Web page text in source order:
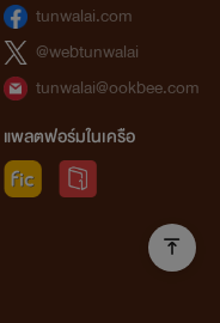
tunwalai.com
@webtunwalai
tunwalai@ookbee.com
แพลตฟอร์มในเครือ